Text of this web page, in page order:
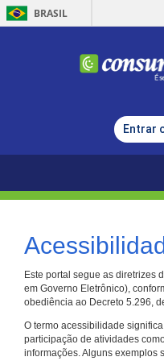
BRASIL
Entrar
Este portal segue as diretrizes
em Governo Eletrônico),
obediência ao Decreto 5.296,
O termo acessibilidade
participação de atividades
informações. Alguns exemplos